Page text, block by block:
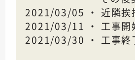
2021/03/05 ・ 近隣挨
2021/03/11 ・ 工事開
2021/03/30 ・ 工事終